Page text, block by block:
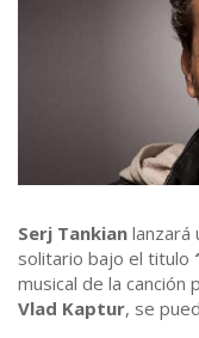
Serj Tankian lanzará
solitario bajo el titulo
musical de la canción
Vlad Kaptur, se